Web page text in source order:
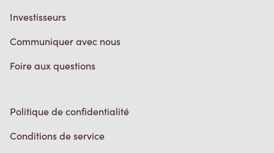
Investisseurs
Communiquer avec nous
Foire aux questions
Politique de confidentialité
Conditions de service